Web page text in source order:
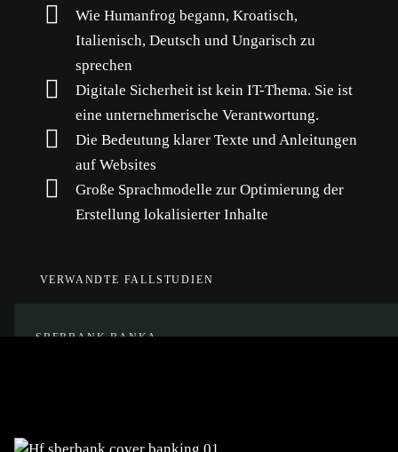
Wie Humanfrog begann, Kroatisch,
Italienisch, Deutsch und Ungarisch zu
sprechen
Digitale Sicherheit ist kein IT-Thema. Sie ist
eine unternehmerische Verantwortung.
Die Bedeutung klarer Texte und Anleitungen
auf Websites
Große Sprachmodelle zur Optimierung der
Erstellung lokalisierter Inhalte
VERWANDTE FALLSTUDIEN
SBERBANK BANKA